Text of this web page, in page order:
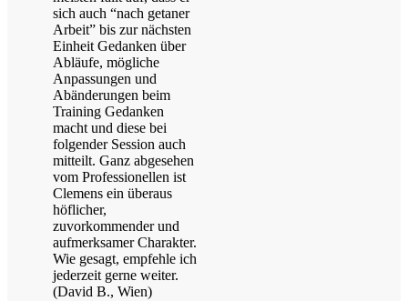
sich auch “nach getaner
Arbeit” bis zur nächsten
Einheit Gedanken über
Abläufe, mögliche
Anpassungen und
Abänderungen beim
Training Gedanken
macht und diese bei
folgender Session auch
mitteilt. Ganz abgesehen
vom Professionellen ist
Clemens ein überaus
höflicher,
zuvorkommender und
aufmerksamer Charakter.
Wie gesagt, empfehle ich
jederzeit gerne weiter.
(David B., Wien)